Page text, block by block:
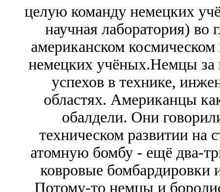
целую команду немецких
научная лаборатория)
американском космическом
немецких учёных.Немцы за
успехов в технике,
областях. Американцы
обалдели. Они
техническом развитии на
атомную бомбу - ещё два-
ковровые бомбардировки
Потому-то немцы и